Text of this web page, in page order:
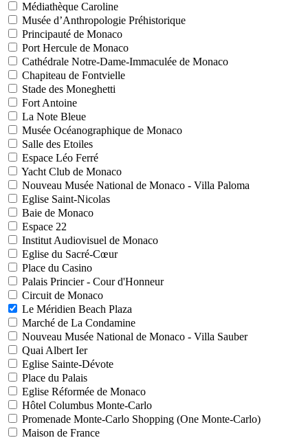
Médiathèque Caroline
Musée d’Anthropologie Préhistorique
Principauté de Monaco
Port Hercule de Monaco
Cathédrale Notre-Dame-Immaculée de Monaco
Chapiteau de Fontvielle
Stade des Moneghetti
Fort Antoine
La Note Bleue
Musée Océanographique de Monaco
Salle des Etoiles
Espace Léo Ferré
Yacht Club de Monaco
Nouveau Musée National de Monaco - Villa Paloma
Eglise Saint-Nicolas
Baie de Monaco
Espace 22
Institut Audiovisuel de Monaco
Eglise du Sacré-Cœur
Place du Casino
Palais Princier - Cour d'Honneur
Circuit de Monaco
Le Méridien Beach Plaza
Marché de La Condamine
Nouveau Musée National de Monaco - Villa Sauber
Quai Albert Ier
Eglise Sainte-Dévote
Place du Palais
Eglise Réformée de Monaco
Hôtel Columbus Monte-Carlo
Promenade Monte-Carlo Shopping (One Monte-Carlo)
Maison de France